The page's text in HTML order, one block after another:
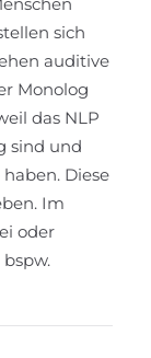
sich
auditive
Monolog
das NLP
sind und
Diese
Im
oder